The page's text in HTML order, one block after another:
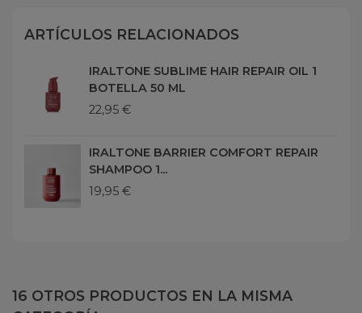
ARTÍCULOS RELACIONADOS
IRALTONE SUBLIME HAIR REPAIR OIL 1
BOTELLA 50 ML
22,95 €
IRALTONE BARRIER COMFORT REPAIR
SHAMPOO 1...
19,95 €
16 OTROS PRODUCTOS EN LA MISMA